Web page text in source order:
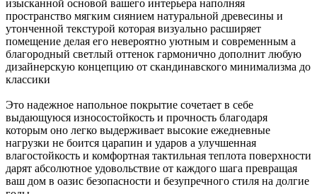
изысканной основой вашего интерьера наполняя
пространство мягким сиянием натуральной древесины и
утонченной текстурой которая визуально расширяет
помещение делая его невероятно уютным и современным а
благородный светлый оттенок гармонично дополнит любую
дизайнерскую концепцию от скандинавского минимализма до
классики
Это надежное напольное покрытие сочетает в себе
выдающуюся износостойкость и прочность благодаря
которым оно легко выдерживает высокие ежедневные
нагрузки не боится царапин и ударов а улучшенная
влагостойкость и комфортная тактильная теплота поверхности
дарят абсолютное удовольствие от каждого шага превращая
ваш дом в оазис безопасности и безупречного стиля на долгие